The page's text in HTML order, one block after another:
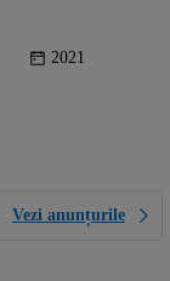
2021
Vezi anunțurile